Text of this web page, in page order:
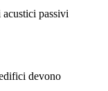
passivi
devono